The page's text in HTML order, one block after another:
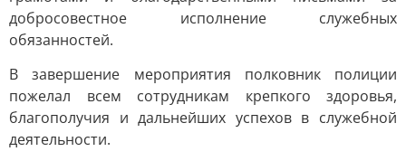
добросовестное исполнение служебных
обязанностей.
В завершение мероприятия полковник полиции
пожелал всем сотрудникам крепкого здоровья,
благополучия и дальнейших успехов в служебной
деятельности.